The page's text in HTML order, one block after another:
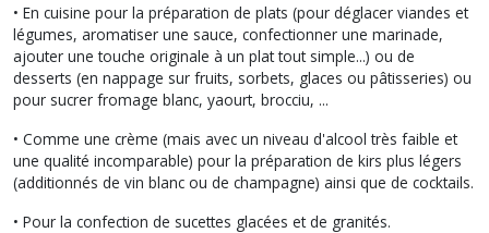
• En cuisine pour la préparation de plats (pour déglacer viandes et
légumes, aromatiser une sauce, confectionner une marinade,
ajouter une touche originale à un plat tout simple...) ou de
desserts (en nappage sur fruits, sorbets, glaces ou pâtisseries) ou
pour sucrer fromage blanc, yaourt, brocciu, ...
• Comme une crème (mais avec un niveau d'alcool très faible et
une qualité incomparable) pour la préparation de kirs plus légers
(additionnés de vin blanc ou de champagne) ainsi que de cocktails.
• Pour la confection de sucettes glacées et de granités.